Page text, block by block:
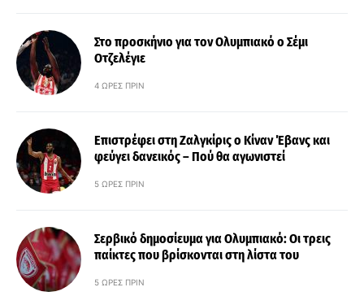
Στο προσκήνιο για τον Ολυμπιακό ο Σέμι
Οτζελέγιε
4 ΏΡΕΣ ΠΡΙΝ
Επιστρέφει στη Ζαλγκίρις ο Κίναν Έβανς και
φεύγει δανεικός – Πού θα αγωνιστεί
5 ΏΡΕΣ ΠΡΙΝ
Σερβικό δημοσίευμα για Ολυμπιακό: Οι τρεις
παίκτες που βρίσκονται στη λίστα του
5 ΏΡΕΣ ΠΡΙΝ